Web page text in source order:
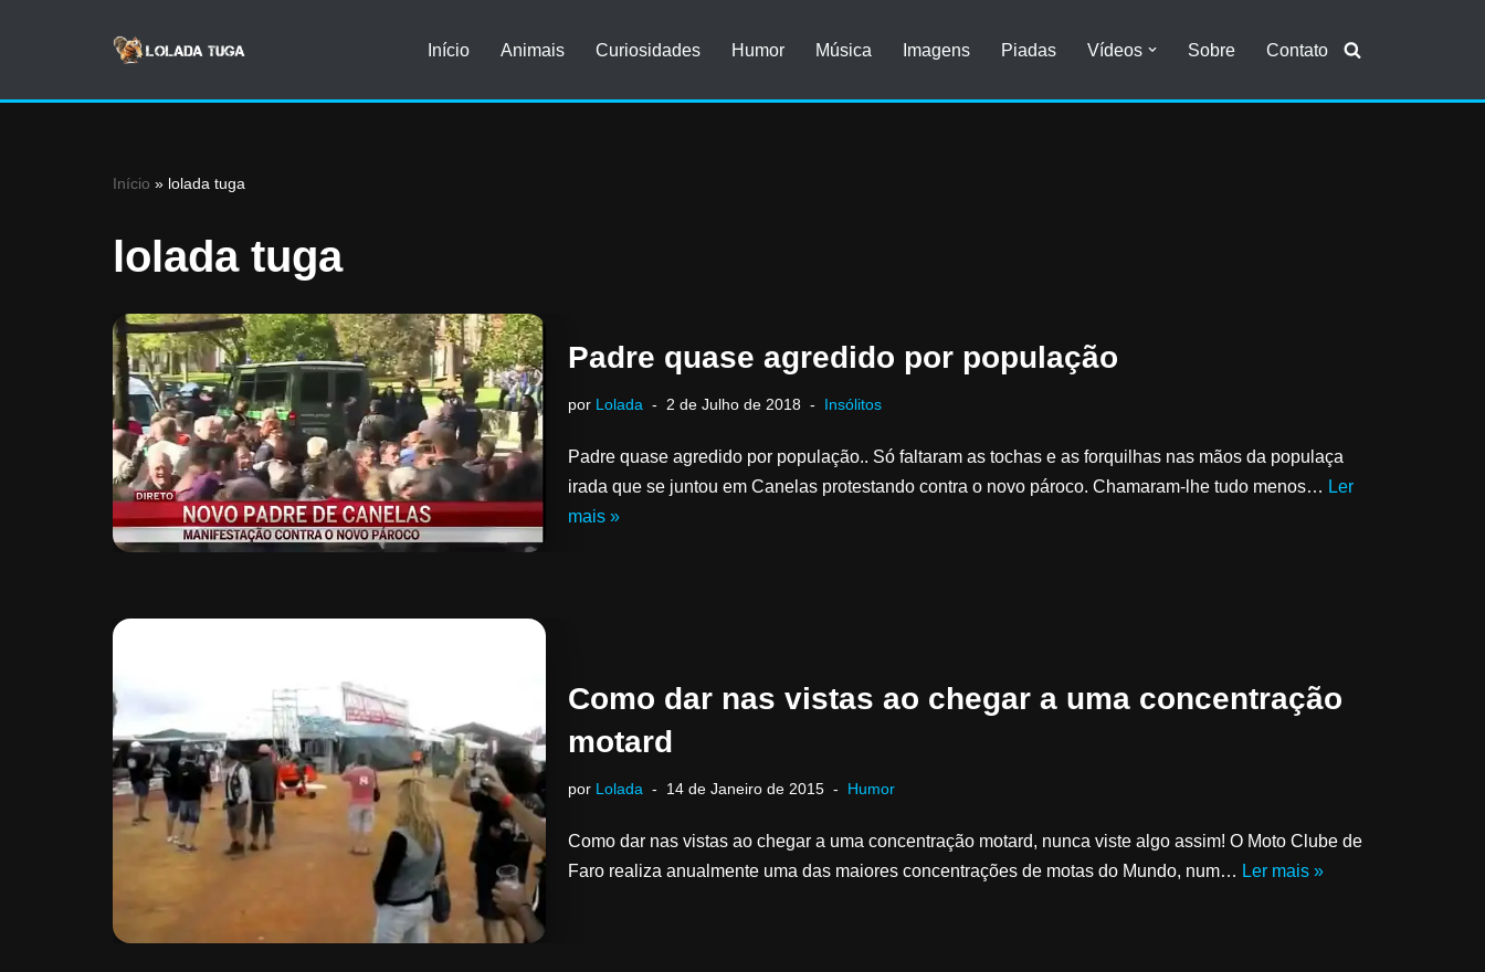
Início Animais Curiosidades Humor Música Imagens Piadas Vídeos Sobre Contato
Início » lolada tuga
lolada tuga
Padre quase agredido por população
por Lolada 2 de Julho de 2018 Insólitos
Padre quase agredido por população.. Só faltaram as tochas e as forquilhas nas mãos da populaça
irada que se juntou em Canelas protestando contra o novo pároco. Chamaram-lhe tudo menos… Ler
mais »
Como dar nas vistas ao chegar a uma concentração
motard
por Lolada 14 de Janeiro de 2015 Humor
Como dar nas vistas ao chegar a uma concentração motard, nunca viste algo assim! O Moto Clube de
Faro realiza anualmente uma das maiores concentrações de motas do Mundo, num… Ler mais »